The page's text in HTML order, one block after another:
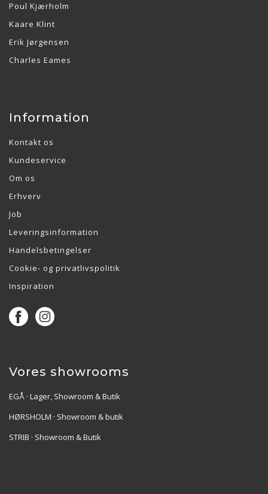
Poul Kjærholm
Kaare Klint
Erik Jørgensen
Charles Eames
Information
Kontakt os
Kundeservice
Om os
Erhverv
Job
Leveringsinformation
Handelsbetingelser
Cookie- og privatlivspolitik
Inspiration
Vores showrooms
EGÅ · Lager, Showroom & Butik
HØRSHOLM · Showroom & butik
STRIB · Showroom & Butik